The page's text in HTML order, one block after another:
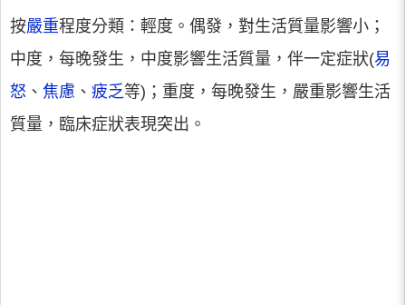
按嚴重程度分類：輕度。偶發，對生活質量影響小；
中度，每晚發生，中度影響生活質量，伴一定症狀(易
怒 、 焦慮 、 疲乏等)；重度，每晚發生，嚴重影響生活
質量，臨床症狀表現突出。